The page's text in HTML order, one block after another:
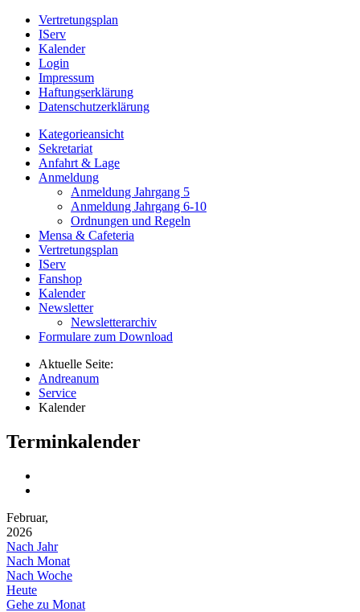
Vertretungsplan
IServ
Kalender
Login
Impressum
Haftungserklärung
Datenschutzerklärung
Kategorieansicht
Sekretariat
Anfahrt & Lage
Anmeldung
Anmeldung Jahrgang 5
Anmeldung Jahrgang 6-10
Ordnungen und Regeln
Mensa & Cafeteria
Vertretungsplan
IServ
Fanshop
Kalender
Newsletter
Newsletterarchiv
Formulare zum Download
Aktuelle Seite:
Andreanum
Service
Kalender
Terminkalender
Februar,
2026
Nach Jahr
Nach Monat
Nach Woche
Heute
Gehe zu Monat